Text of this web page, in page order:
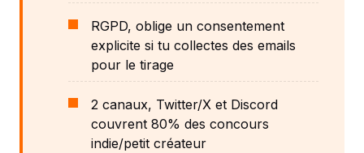
RGPD, oblige un consentement
explicite si tu collectes des emails
pour le tirage
2 canaux, Twitter/X et Discord
couvrent 80% des concours
indie/petit créateur